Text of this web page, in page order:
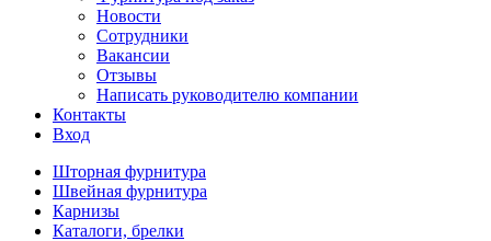
Новости
Сотрудники
Вакансии
Отзывы
Написать руководителю компании
Контакты
Вход
Шторная фурнитура
Швейная фурнитура
Карнизы
Каталоги, брелки